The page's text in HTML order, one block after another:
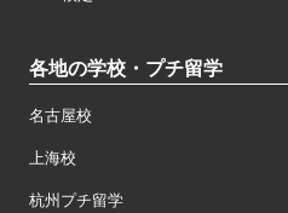
各地の学校・プチ留学
名古屋校
上海校
杭州プチ留学